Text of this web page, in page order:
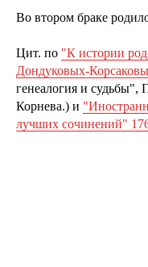
Во втором браке
Цит. по "К истории
Дондуковых-
генеалогия и
Корнева.) и
лучших сочинений"